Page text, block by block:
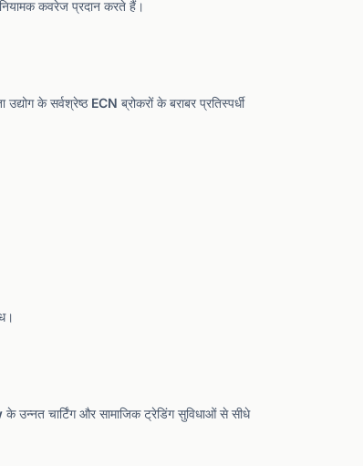
कवरेज प्रदान करते हैं।
के सर्वश्रेष्ठ ECN ब्रोकरों के बराबर प्रतिस्पर्धी
चार्टिंग और सामाजिक ट्रेडिंग सुविधाओं से सीधे